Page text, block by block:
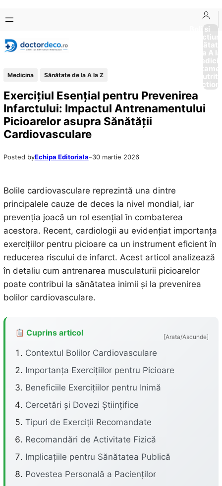
conținut
content
Boli si
Afectiuni
Sănătate
de la A
Medicina Sănătate de la A la Z
Exercițiul Esențial pentru Prevenirea
Infarctului: Impactul Antrenamentului
Picioarelor asupra Sănătății
Cardiovasculare
Posted byEchipa Editoriala–30 martie 2026
Bolile cardiovasculare reprezintă una dintre
principalele cauze de deces la nivel mondial, iar
prevenția joacă un rol esențial în combaterea
acestora. Recent, cardiologii au evidențiat importanța
exercițiilor pentru picioare ca un instrument eficient în
reducerea riscului de infarct. Acest articol analizează
în detaliu cum antrenarea musculaturii picioarelor
poate contribui la sănătatea inimii și la prevenirea
bolilor cardiovasculare.
Cuprins articol [Arata/Ascunde]
Contextul Bolilor Cardiovasculare
Importanța Exercițiilor pentru Picioare
Beneficiile Exercițiilor pentru Inimă
Cercetări și Dovezi Științifice
Tipuri de Exerciții Recomandate
Recomandări de Activitate Fizică
Implicațiile pentru Sănătatea Publică
Povestea Personală a Pacienților